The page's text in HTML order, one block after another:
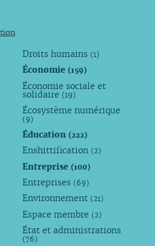
Droits humains (1)
Économie(159)
Économie sociale et
solidaire (19)
Écosystème numérique
(9)
Éducation(222)
Enshittification (2)
Entreprise(100)
Entreprises (69)
Environnement (21)
Espace membre (2)
État et administrations
(76)